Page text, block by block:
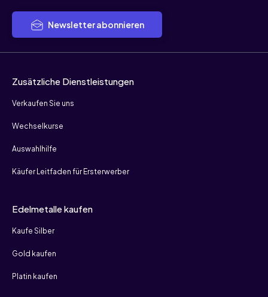
Newsletter abonnieren
Zusätzliche Dienstleistungen
Verkaufen Sie uns
Wechselkurse
Auswahlhilfe
Käufer Leitfaden für Ersterwerber
Edelmetalle kaufen
Kaufe Silber
Gold kaufen
Platin kaufen